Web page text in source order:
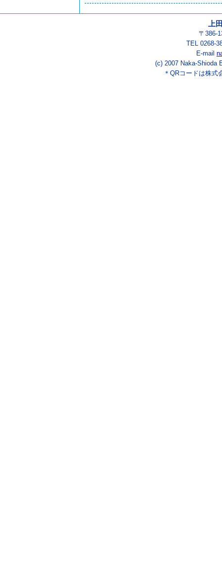
上
〒386-
TEL 0268-
E-mail
(c) 2007 Naka-Shioda
＊QRコードは株式